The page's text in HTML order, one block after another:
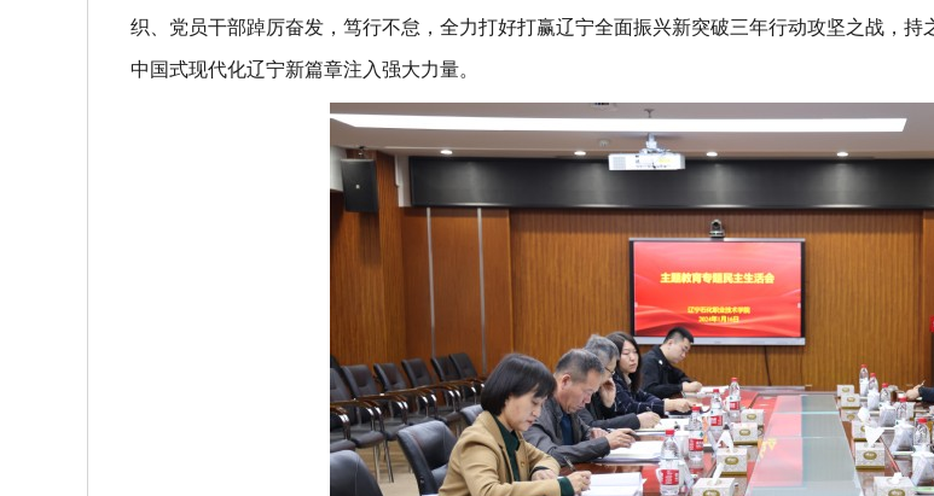
织、党员干部踔厉奋发，笃行不怠，全力打好打赢辽宁全面振兴新突破三年行动攻坚之战，持
中国式现代化辽宁新篇章注入强大力量。